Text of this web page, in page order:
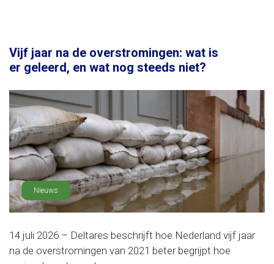
Vijf jaar na de overstromingen: wat is
er geleerd, en wat nog steeds niet?
Nieuws
14 juli 2026 – Deltares beschrijft hoe Nederland vijf jaar
na de overstromingen van 2021 beter begrijpt hoe